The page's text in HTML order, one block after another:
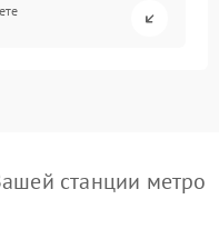
станции метро